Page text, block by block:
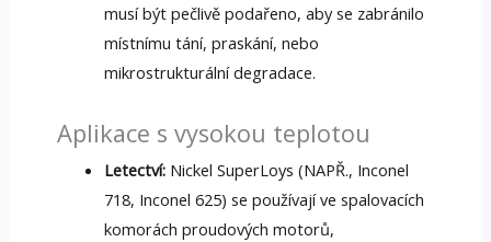
musí být pečlivě podařeno, aby se zabránilo
místnímu tání, praskání, nebo
mikrostrukturální degradace.
Aplikace s vysokou teplotou
Letectví: Nickel SuperLoys (NAPŘ., Inconel
718, Inconel 625) se používají ve spalovacích
komorách proudových motorů,